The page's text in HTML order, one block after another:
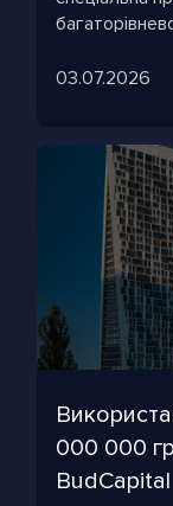
03.07.2026
000 000
BudCapital